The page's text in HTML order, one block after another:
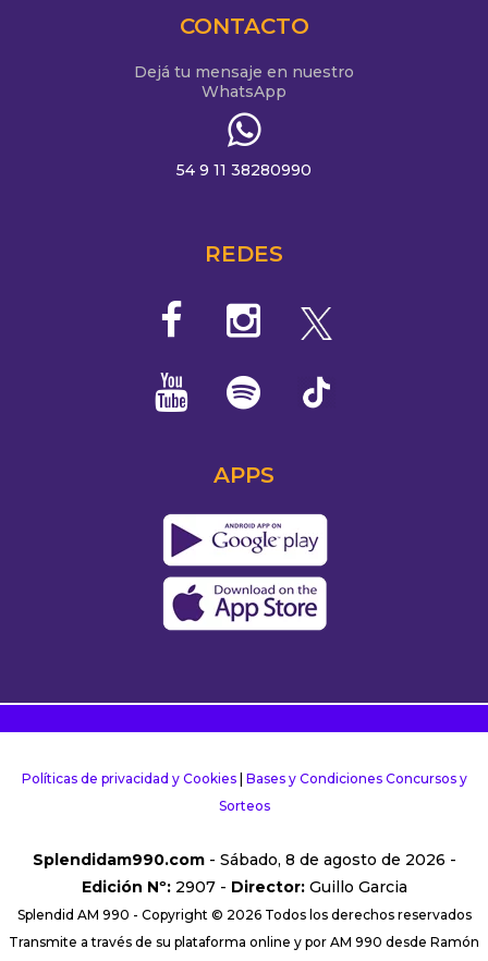
CONTACTO
Dejá tu mensaje en nuestro
WhatsApp
54 9 11 38280990
REDES
APPS
Políticas de privacidad y Cookies| Bases y Condiciones Concursos y
Sorteos
Splendidam990.com- Sábado, 8 de agosto de 2026 -
Edición Nº:2907 - Director:Guillo Garcia
Splendid AM 990 - Copyright © 2026 Todos los derechos reservados
Transmite a través de su plataforma online y por AM 990 desde Ramón